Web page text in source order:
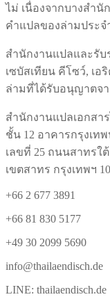
ไม่ เนื่องจากบางสำนั
คำแปลของล่ามประจ
สำนักงานแปลและรับ
เซบัสเทียน คีโซว์, เ
ล่ามที่ได้รับอนุญาตจ
สำนักงานแปลเอกสา
ชั้น 12 อาคารกรุงเท
เลขที่ 25 ถนนสาทรใต้
เขตสาทร กรุงเทพฯ
+66 2 677 3891
+66 81 830 5177
+49 30 2099 5690
info@thailaendisch.de
LINE: thailaendisch.de